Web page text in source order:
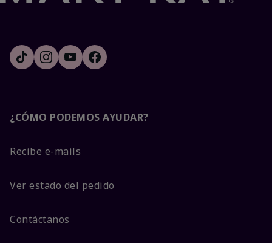
¿CÓMO PODEMOS AYUDAR?
Recibe e-mails
Ver estado del pedido
Contáctanos